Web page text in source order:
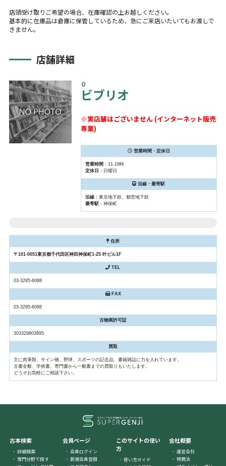
店頭受け取りご希望の場合、在庫確認の上お越しください。
基本的に在庫品は倉庫に保管しているため、急にご来店いたいてもお渡しで
きません。
店舗詳細
０
ビブリオ
※実店舗はございません (インターネット販売
専業)
営業時間・定休日
営業時間 ：11-18時
定休日 ：日曜日
沿線・最寄駅
沿線：東京地下鉄、都営地下鉄
最寄駅：神保町
住所
〒101-0051東京都千代田区神田神保町1-25 叶ビル1F
TEL
03-3295-6088
FAX
03-3295-6088
古物商許可証
303329803895
買取
主に肉筆類、サイン物、野球、スポーツの記念品、書籍雑誌に力を入れています。
古書全般、学術書、専門書から一般書までの買取りもいたします。
どうぞお気軽にご相談下さい。
古本検索
詳細検索
専門分野で探す
会員ページ
会員ログイン
新規会員登録
このサイトの使い
方
使い方ガイド
会社概要
運営会社
特商法